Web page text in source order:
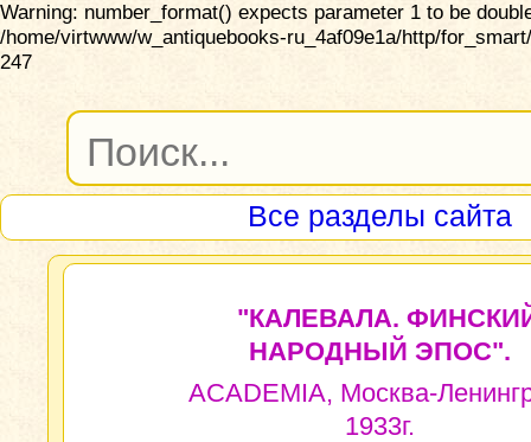
Warning: number_format() expects parameter 1 to be
/home/virtwww/w_antiquebooks-ru_4af09e1a/http/
247
Все разделы сайта
"КАЛЕВАЛА.
НАРОДНЫЙ ЭПОС".
ACADEMIA, Москва-
1933г.